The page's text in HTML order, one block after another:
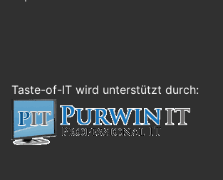
Taste-of-IT wird unterstützt durch: